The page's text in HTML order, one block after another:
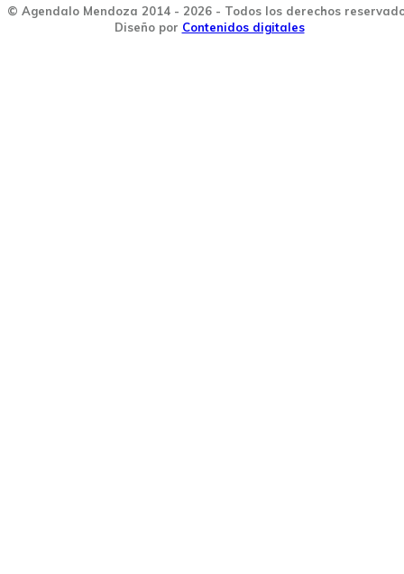
© Agendalo Mendoza 2014 - 2026 - Todos los derechos
Diseño por Contenidos digitales